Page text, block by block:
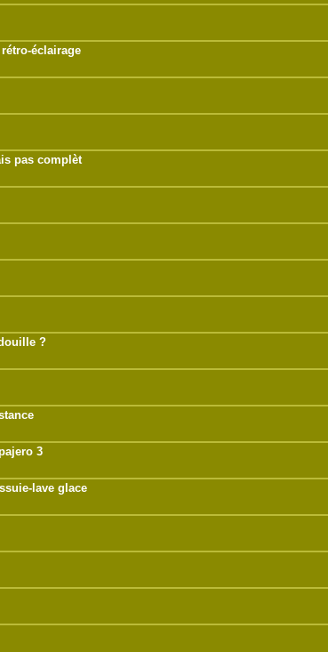
éclairage
pas complèt
?
3
lave glace